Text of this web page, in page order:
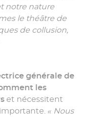
notre nature
le théâtre de
de collusion,
générale de
les
et nécessitent
« Nous